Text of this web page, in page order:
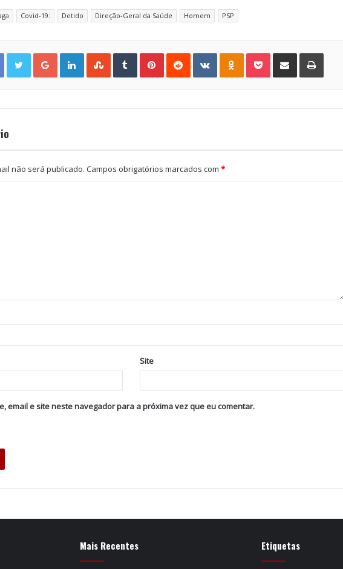
Covid-19: Detido Direção-Geral da Saúde Homem PSP
Facebook Twitter Google+ LinkedIn StumbleUpon Tumblr Pinterest Reddit VKontakte Odnoklassniki Pocket Share via Email Print
não será publicado. Campos obrigatórios marcados com *
Site
email e site neste navegador para a próxima vez que eu comentar.
Mais Recentes Etiquetas